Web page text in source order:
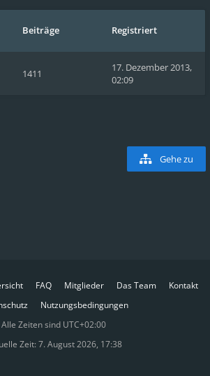
Beiträge Registriert
1411
17. Dezember 2013,
02:09
Gehe zu
FAQ Mitglieder Das Team
Kontakt
Nutzungsbedingungen
Alle Zeiten sind UTC+02:00
Zeit: 7. August 2026, 17:38